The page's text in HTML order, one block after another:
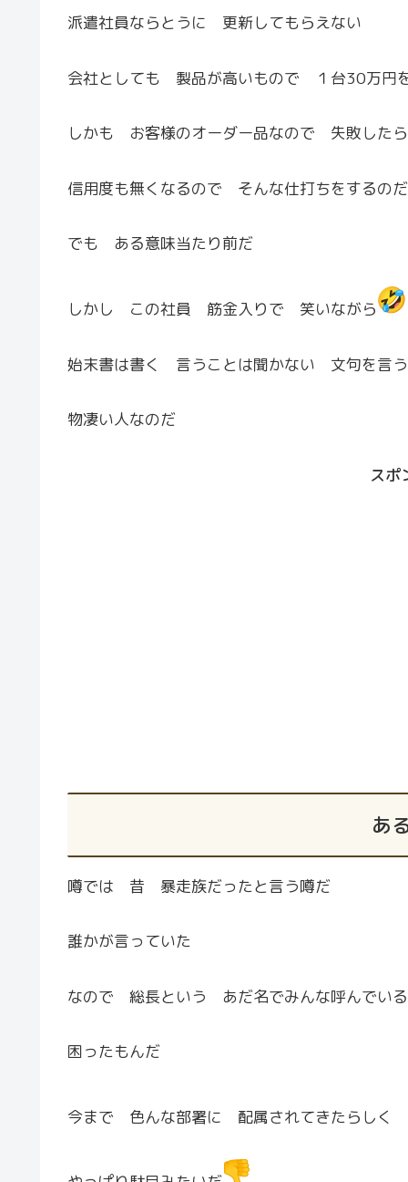
派遣社員ならとうに 更新してもらえない
会社としても 製品が高いもので １台30万円
しかも お客様のオーダー品なので 失敗した
信用度も無くなるので そんな仕打ちをするの
でも ある意味当たり前だ
しかし この社員 筋金入りで 笑いながら
始末書は書く 言うことは聞かない 文句を言
物凄い人なのだ
スポ
あ
噂では 昔 暴走族だったと言う噂だ
誰かが言っていた
なので 総長という あだ名でみんな呼んでい
困ったもんだ
今まで 色んな部署に 配属されてきたらしく